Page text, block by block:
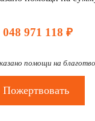
048 971 118 ₽
помощи на
Пожертвовать